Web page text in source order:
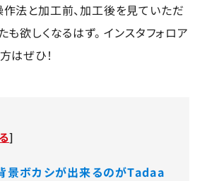
法と加工前、加工後を見ていただ
欲しくなるはず。 インスタフォロア
はぜひ！
]
景ボカシが出来るのがTadaa